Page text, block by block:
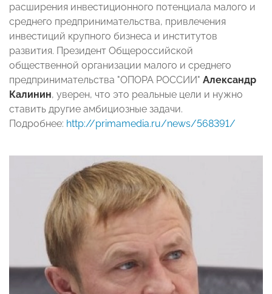
расширения инвестиционного потенциала малого и
среднего предпринимательства, привлечения
инвестиций крупного бизнеса и институтов
развития. Президент Общероссийской
общественной организации малого и среднего
предпринимательства "ОПОРА РОССИИ" Александр
Калинин, уверен, что это реальные цели и нужно
ставить другие амбициозные задачи.
Подробнее: http://primamedia.ru/news/568391/